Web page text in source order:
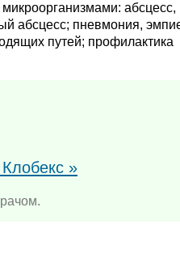
абсцесс,
абсцесс; пневмония,
путей; профилактика
»